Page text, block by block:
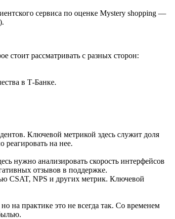
сервиса по оценке Mystery shopping —
стоит рассматривать с разных сторон:
в Т-Банке.
Ключевой метрикой здесь служит доля
на нее.
нужно анализировать скорость интерфейсов
отзывов в поддержке.
CSAT, NPS и других метрик. Ключевой
на практике это не всегда так. Со временем